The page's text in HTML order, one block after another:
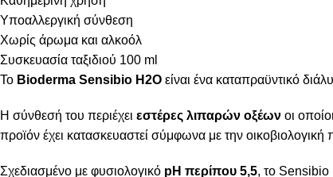
Υποαλλεργική σύνθεση
Χωρίς άρωμα και αλκοόλ
Συσκευασία ταξιδιού 100 ml
Το Bioderma Sensibio H2O είναι ένα καταπραϋντικό
Η σύνθεσή του περιέχει εστέρες λιπαρών οξέων οι
προϊόν έχει κατασκευαστεί σύμφωνα με την
Σχεδιασμένο με φυσιολογικό pH περίπου 5,5, το Sensibio